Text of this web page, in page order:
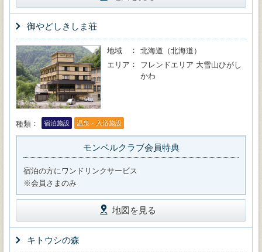
御やどしきしま荘
地域
北海道（北海道）
エリア
フレンドエリア 大雪山ひがし
かわ
種類 宿泊施設 温泉・入浴施設
モンベルクラブ会員特典
宿泊の方にワンドリンクサービス
※会員さまのみ
地図を見る
キトウシの森